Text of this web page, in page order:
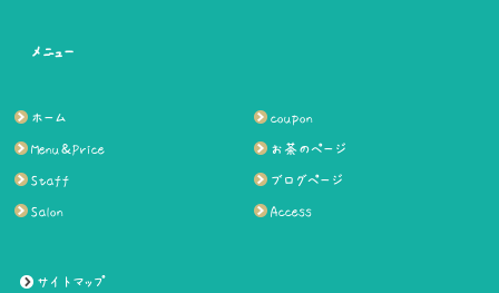
メニュー
ホーム
Menu＆Price
Staff
Salon
coupon
お茶のページ
ブログページ
Access
サイトマップ